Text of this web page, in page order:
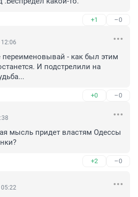
+1 –0
- как был этим
И подстрелили на
+0 –0
мысль придет властям Одессы
+2 –0